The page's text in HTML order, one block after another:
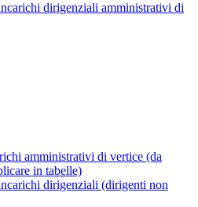
dirigenziali amministrativi di
amministrativi di vertice (da
in tabelle)
dirigenziali (dirigenti non